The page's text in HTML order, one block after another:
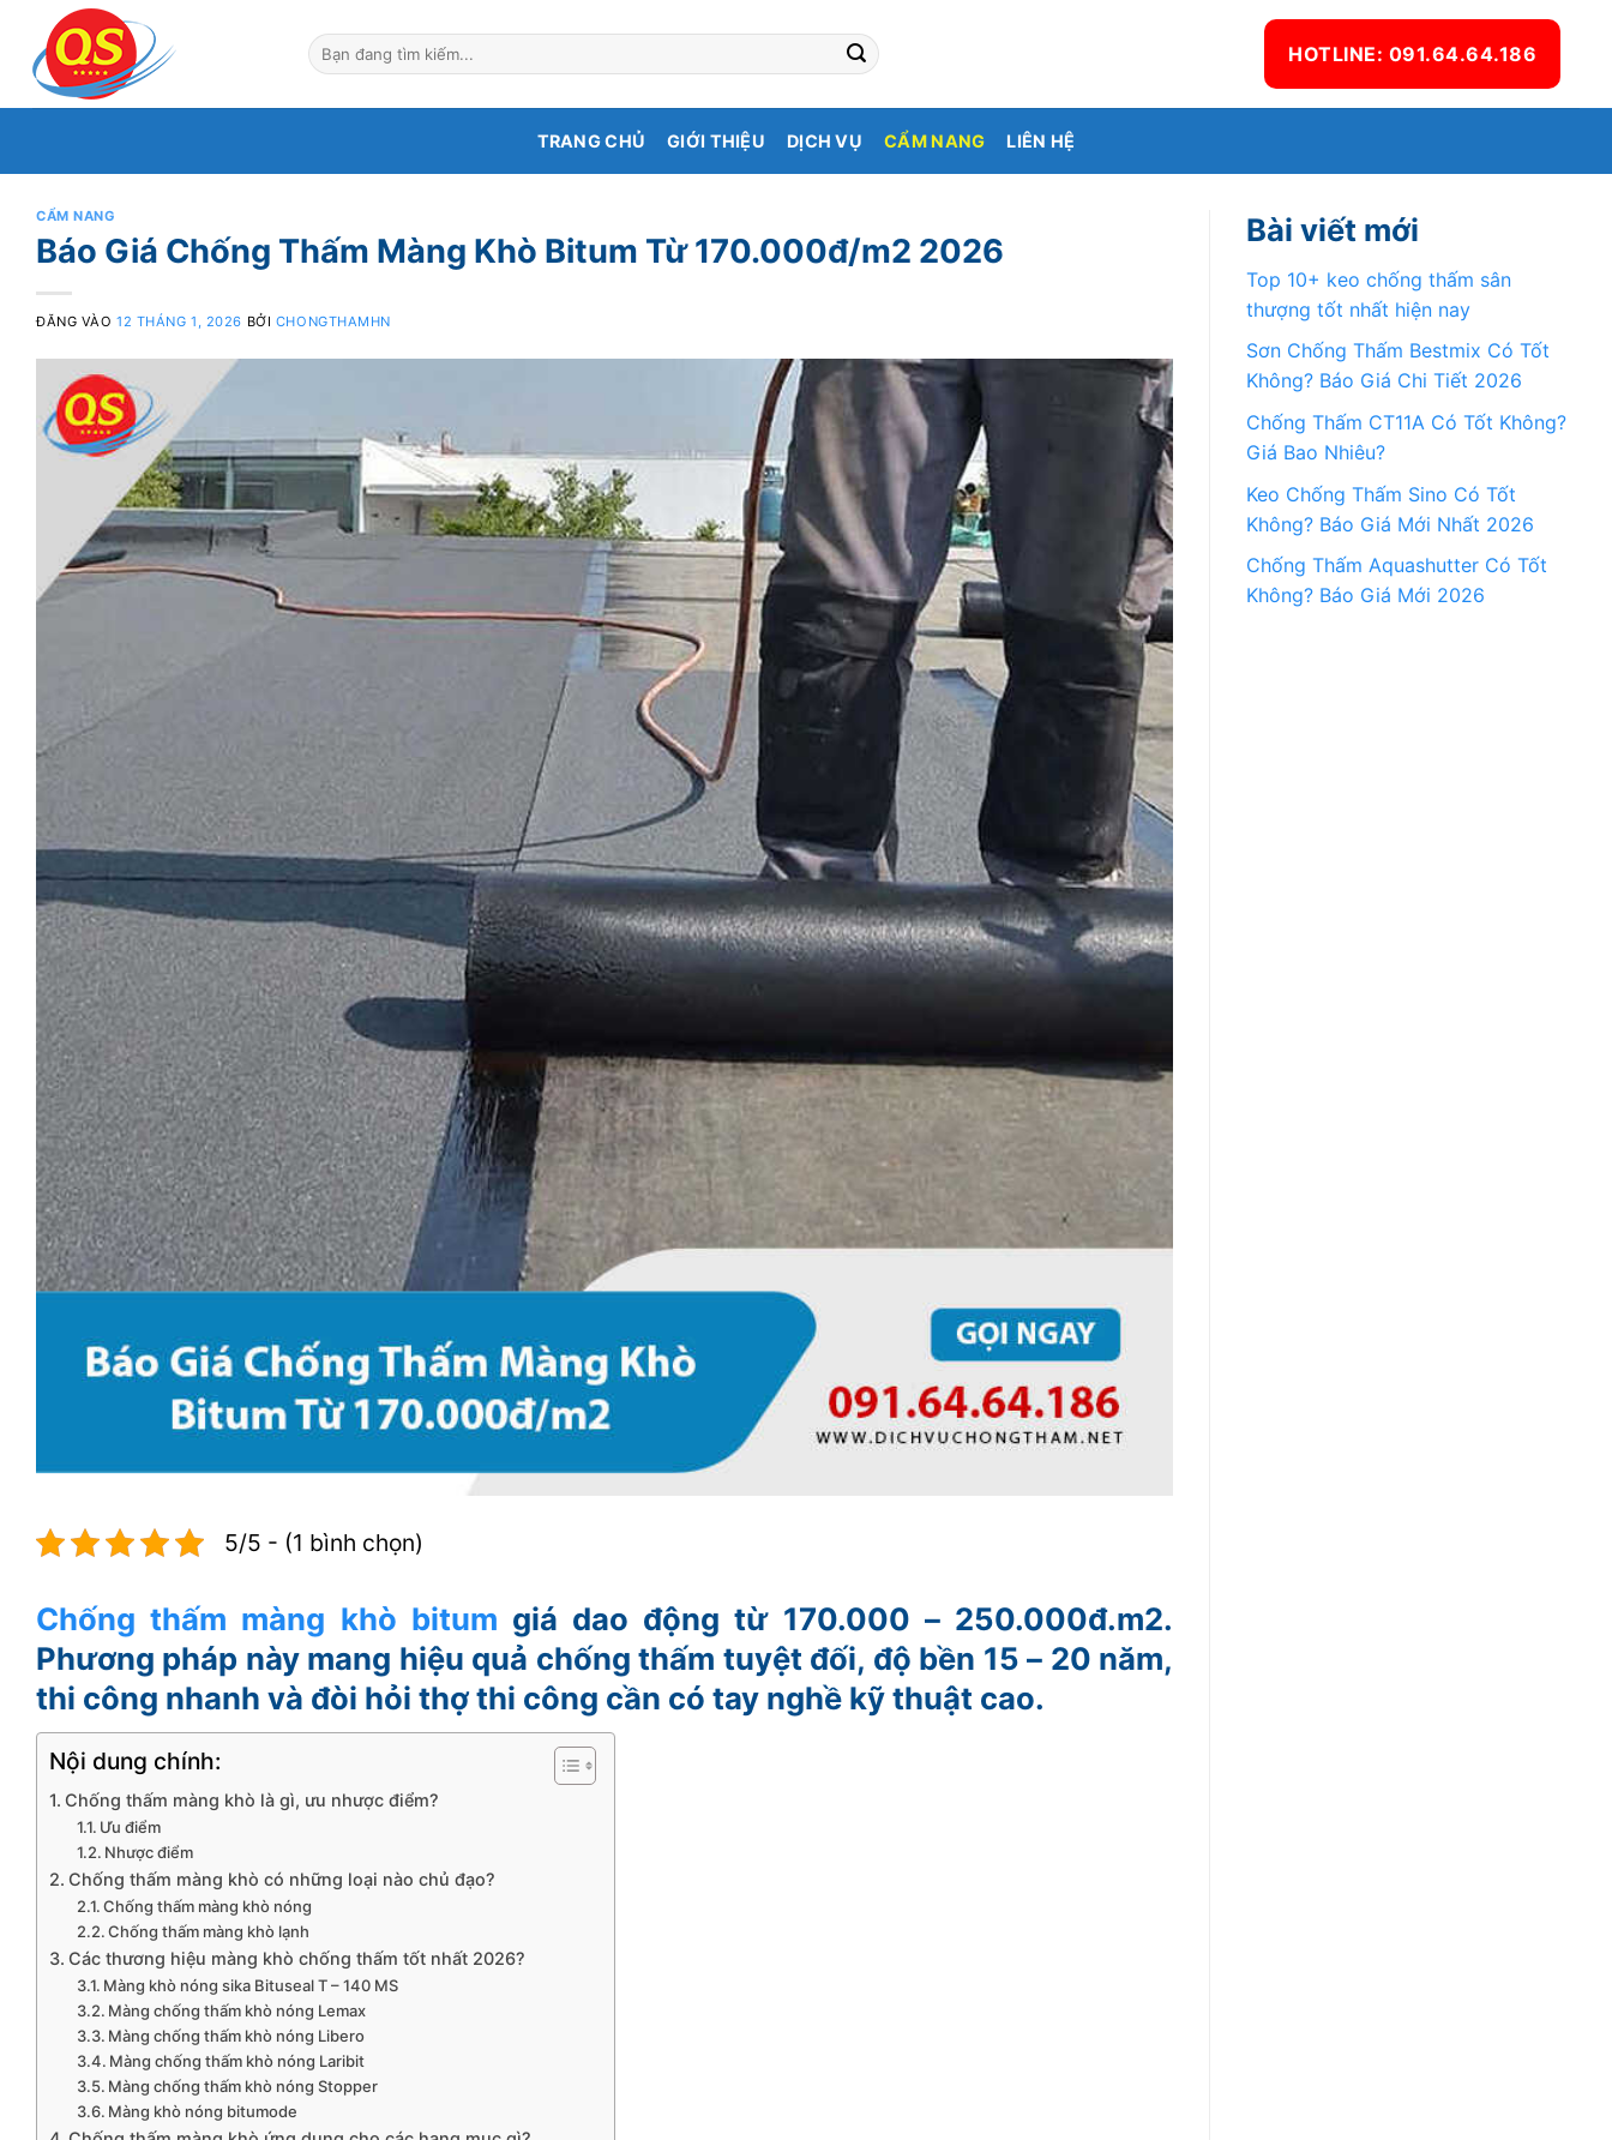
dung
HOTLINE: 091.64.64.186
TRANG CHỦ GIỚI THIỆU DỊCH VỤ CẨM NANG LIÊN HỆ
CẨM NANG
Báo Giá Chống Thấm Màng Khò Bitum Từ 170.000đ/m2 2026
ĐĂNG VÀO12 THÁNG 1, 2026 BỞI CHONGTHAMHN
5/5 - (1 bình chọn)
Chống thấm màng khò bitum giá dao động từ 170.000 – 250.000đ.m2.
Phương pháp này mang hiệu quả chống thấm tuyệt đối, độ bền 15 – 20 năm,
thi công nhanh và đòi hỏi thợ thi công cần có tay nghề kỹ thuật cao.
Nội dung chính:
Chống thấm màng khò là gì, ưu nhược điểm?
Ưu điểm
Nhược điểm
Chống thấm màng khò có những loại nào chủ đạo?
Chống thấm màng khò nóng
Chống thấm màng khò lạnh
Các thương hiệu màng khò chống thấm tốt nhất 2026?
Màng khò nóng sika Bituseal T – 140 MS
Màng chống thấm khò nóng Lemax
Màng chống thấm khò nóng Libero
Màng chống thấm khò nóng Laribit
Màng chống thấm khò nóng Stopper
Màng khò nóng bitumode
Bài viết mới
Top 10+ keo chống thấm sân
thượng tốt nhất hiện nay
Sơn Chống Thấm Bestmix Có Tốt
Không? Báo Giá Chi Tiết 2026
Chống Thấm CT11A Có Tốt Không?
Giá Bao Nhiêu?
Keo Chống Thấm Sino Có Tốt
Không? Báo Giá Mới Nhất 2026
Chống Thấm Aquashutter Có Tốt
Không? Báo Giá Mới 2026